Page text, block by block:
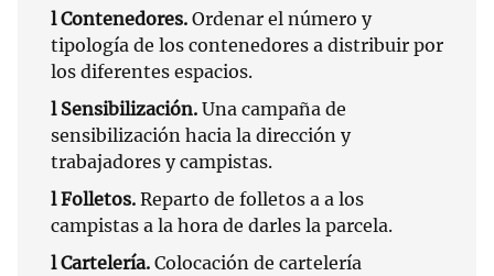
l Contenedores. Ordenar el número y
tipología de los contenedores a distribuir por
los diferentes espacios.
l Sensibilización. Una campaña de
sensibilización hacia la dirección y
trabajadores y campistas.
l Folletos. Reparto de folletos a a los
campistas a la hora de darles la parcela.
l Cartelería. Colocación de cartelería